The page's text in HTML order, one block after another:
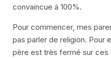
convaincue à 100%.
Pour commencer, mes
pas parler de religion. Pour
père est très fermé sur ces